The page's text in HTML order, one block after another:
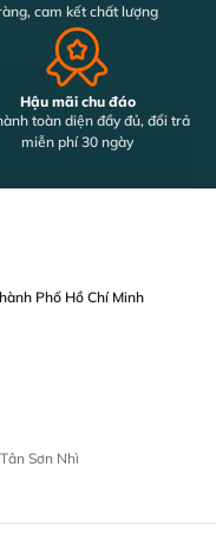
cam kết chất lượng
Hậu mãi chu đáo
toàn diện đầy đủ, đổi trả
miễn phí 30 ngày
Phố Hồ Chí Minh
Sơn Nhì